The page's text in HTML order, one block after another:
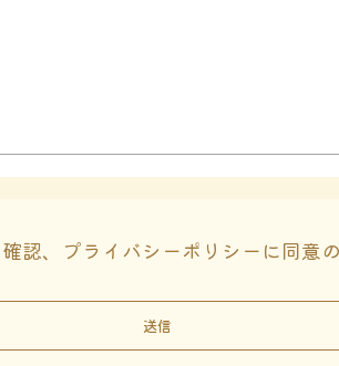
認、プライバシーポリシーに同意